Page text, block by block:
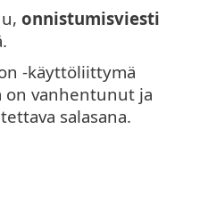
onnistumisviesti
-käyttöliittymä
on vanhentunut ja
salasana.